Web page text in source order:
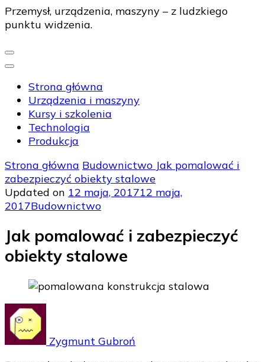
Przemysł, urządzenia, maszyny – z ludzkiego
punktu widzenia.
Strona główna
Urządzenia i maszyny
Kursy i szkolenia
Technologia
Produkcja
Strona główna Budownictwo Jak pomalować i
zabezpieczyć obiekty stalowe
Updated on 12 maja, 201712 maja,
2017Budownictwo
Jak pomalować i zabezpieczyć
obiekty stalowe
Zygmunt Gubroń